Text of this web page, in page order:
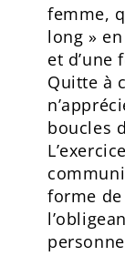
femme,
long »
et
Quitte à
boucles
forme